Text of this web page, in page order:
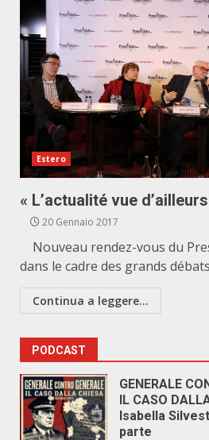
Estero
« L’actualité vue
20 Gennaio 2017
Nouveau rendez-vous du
dans le cadre des grands
Continua a leggere...
PODCAST
GENERALE
IL CASO
Isabella
parte